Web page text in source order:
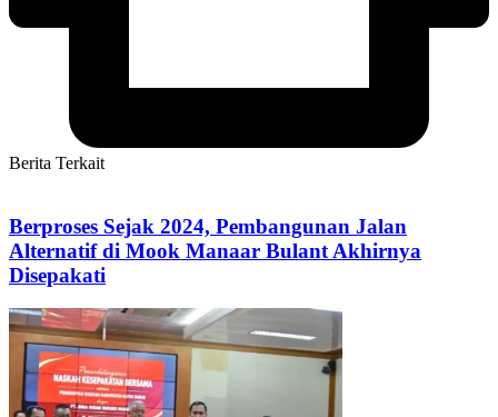
Berita Terkait
Berproses Sejak 2024, Pembangunan Jalan
Alternatif di Mook Manaar Bulant Akhirnya
Disepakati